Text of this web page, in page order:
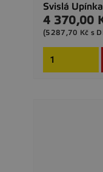
Svislá
Cena
4 370,00
(5287,70 Kč s